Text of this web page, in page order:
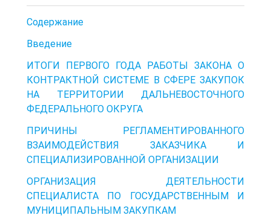
Содержание
Введение
ИТОГИ ПЕРВОГО ГОДА РАБОТЫ ЗАКОНА О
КОНТРАКТНОЙ СИСТЕМЕ В СФЕРЕ ЗАКУПОК
НА ТЕРРИТОРИИ ДАЛЬНЕВОСТОЧНОГО
ФЕДЕРАЛЬНОГО ОКРУГА
ПРИЧИНЫ РЕГЛАМЕНТИРОВАННОГО
ВЗАИМОДЕЙСТВИЯ ЗАКАЗЧИКА И
СПЕЦИАЛИЗИРОВАННОЙ ОРГАНИЗАЦИИ
ОРГАНИЗАЦИЯ ДЕЯТЕЛЬНОСТИ
СПЕЦИАЛИСТА ПО ГОСУДАРСТВЕННЫМ И
МУНИЦИПАЛЬНЫМ ЗАКУПКАМ